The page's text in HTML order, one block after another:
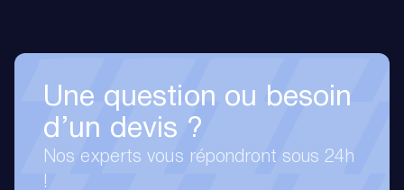
Une question ou besoin
d’un devis ?
Nos experts vous répondront sous 24h
!